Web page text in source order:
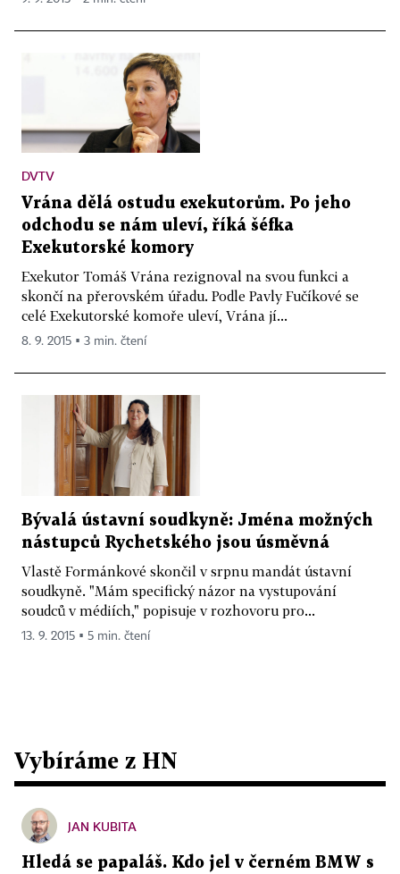
DVTV
Vrána dělá ostudu exekutorům. Po jeho
odchodu se nám uleví, říká šéfka
Exekutorské komory
Exekutor Tomáš Vrána rezignoval na svou funkci a
skončí na přerovském úřadu. Podle Pavly Fučíkové se
celé Exekutorské komoře uleví, Vrána jí...
8. 9. 2015 ▪ 3 min. čtení
Bývalá ústavní soudkyně: Jména možných
nástupců Rychetského jsou úsměvná
Vlastě Formánkové skončil v srpnu mandát ústavní
soudkyně. "Mám specifický názor na vystupování
soudců v médiích," popisuje v rozhovoru pro...
13. 9. 2015 ▪ 5 min. čtení
Vybíráme z HN
JAN KUBITA
Hledá se papaláš. Kdo jel v černém BMW s